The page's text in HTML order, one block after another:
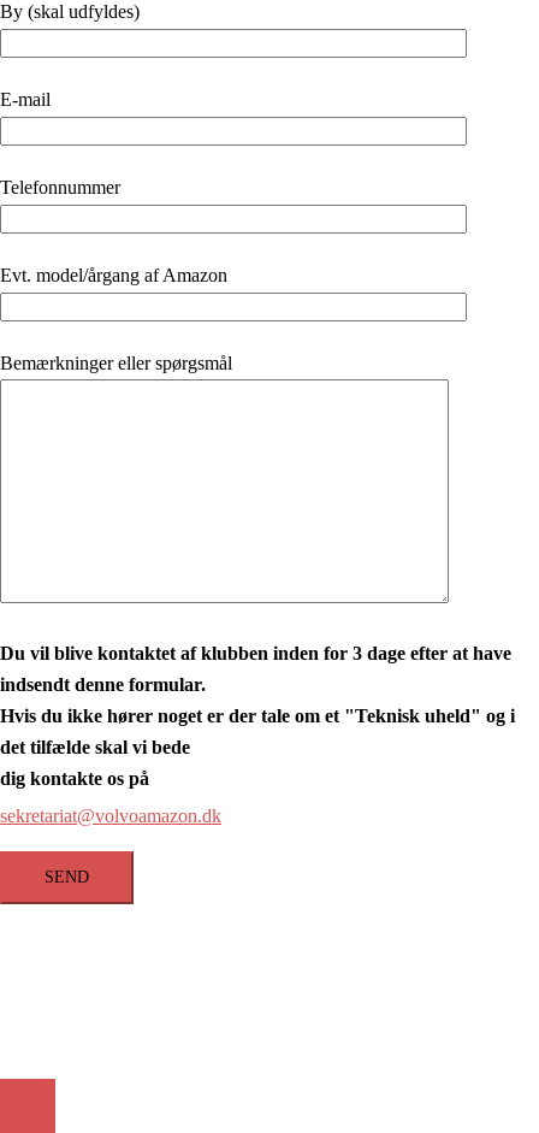
By (skal udfyldes)
E-mail
Telefonnummer
Evt. model/årgang af Amazon
Bemærkninger eller spørgsmål
Du vil blive kontaktet af klubben inden for 3 dage efter at have
indsendt denne formular.
Hvis du ikke hører noget er der tale om et "Teknisk uheld" og i
det tilfælde skal vi bede
dig kontakte os på
sekretariat@volvoamazon.dk